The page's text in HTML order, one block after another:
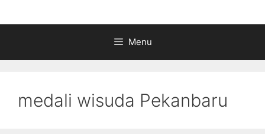
Menu
medali wisuda Pekanbaru